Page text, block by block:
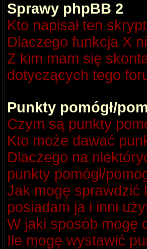
Sprawy phpBB 2
Kto napisał ten
Dlaczego funkcja X
Z kim mam się
dotyczących tego
Punkty pomógł/
Czym są punkty
Kto może dawać
Dlaczego na
punkty pomógł/
Jak mogę sprawdzić
posiadam ja i inni
W jaki sposób mogę
Ile mogę wystawić